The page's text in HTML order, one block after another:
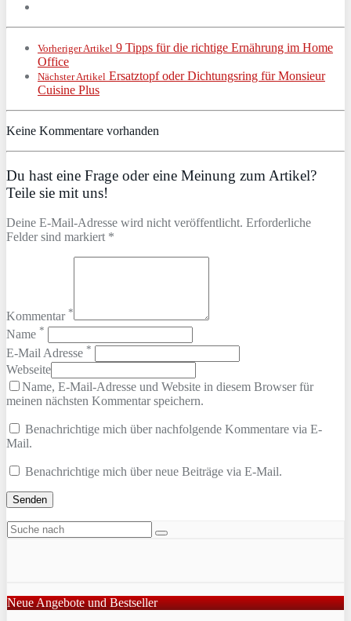
Vorheriger Artikel 9 Tipps für die richtige Ernährung im Home
Office
Nächster Artikel Ersatztopf oder Dichtungsring für Monsieur
Cuisine Plus
Keine Kommentare vorhanden
Du hast eine Frage oder eine Meinung zum Artikel?
Teile sie mit uns!
Deine E-Mail-Adresse wird nicht veröffentlicht. Erforderliche
Felder sind markiert *
Kommentar *
Name *
E-Mail Adresse *
Webseite
Name, E-Mail-Adresse und Website in diesem Browser für
meinen nächsten Kommentar speichern.
Benachrichtige mich über nachfolgende Kommentare via E-
Mail.
Benachrichtige mich über neue Beiträge via E-Mail.
Neue Angebote und Bestseller